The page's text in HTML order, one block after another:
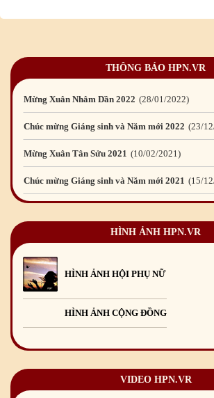
THÔNG BÁO HPN.VR
Mừng Xuân Quý Mão 2023 14/01/2023
Mừng Xuân Nhâm Dần 2022 28/01/2022
Chúc mừng Giáng sinh và Năm mới 2022
Mừng Xuân Tân Sửu 2021 10/02/2021
Chúc mừng Giáng sinh và Năm mới 2021
Mừng Xuân Canh Tý 2020 22/01/2020
Mừng Xuân Kỷ Hợi 2019 03 /02/2019
Chúc mừng Giáng sinh và Năm mới 2019
Mừng Xuân Bính Ngọ 2026
Chúc mừng Giáng sinh và Năm mới 2026
Mừng Xuân Giáp Thìn 2024 09/02/2024
HÌNH ẢNH HPN.VR
HÌNH ẢNH HỘI PHỤ NỮ
HÌNH ẢNH CỘNG ĐỒNG
VIDEO HPN.VR